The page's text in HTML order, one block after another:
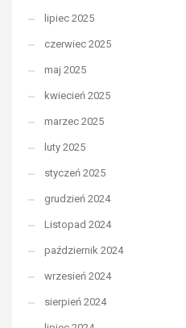
lipiec 2025
czerwiec 2025
maj 2025
kwiecień 2025
marzec 2025
luty 2025
styczeń 2025
grudzień 2024
Listopad 2024
październik 2024
wrzesień 2024
sierpień 2024